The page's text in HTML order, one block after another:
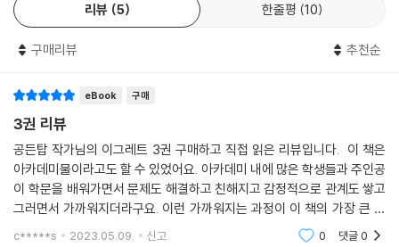
리뷰 5 한줄평 10
구매리뷰 추천순
eBook 구매
3권 리뷰
공든탑 작가님의 이그레트 3권 구매하고 직접 읽은 리뷰입니다. 이 책은
아카데미물이라고도 할 수 있었어요. 아카데미 내에 많은 학생들과 주인공
이 학문을 배워가면서 문제도 해결하고 친해지고 감정적으로 관계도 쌓고
그러면서 가까워지더라구요. 이런 가까워지는 과정이 이 책의 가장 큰 묘
미가 아닐까 생각합니다. 혈연으로 이어지진 않았지만 가족 같은 이들이
c*****s 2023.05.09. 신고 0 댓글0